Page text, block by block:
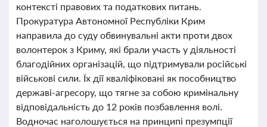
контексті правових та податкових питань.
Прокуратура Автономної Республіки Крим
направила до суду обвинувальні акти проти двох
волонтерок з Криму, які брали участь у діяльності
благодійних організацій, що підтримували російські
військові сили. Їх дії кваліфіковані як пособництво
державі-агресору, що тягне за собою кримінальну
відповідальність до 12 років позбавлення волі.
Водночас наголошується на принципі презумпції